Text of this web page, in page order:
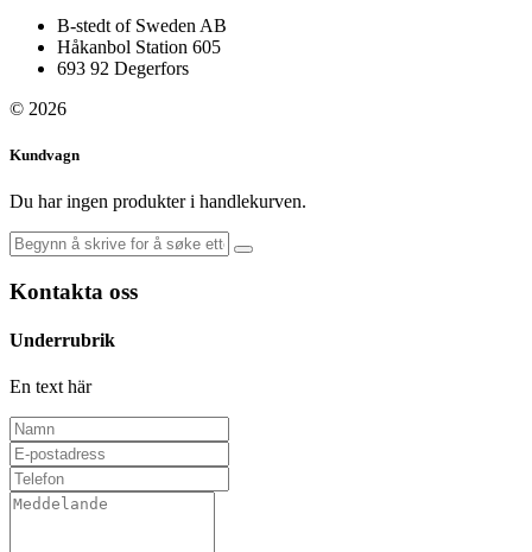
B-stedt of Sweden AB
Håkanbol Station 605
693 92 Degerfors
© 2026
Kundvagn
Du har ingen produkter i handlekurven.
Kontakta oss
Underrubrik
En text här